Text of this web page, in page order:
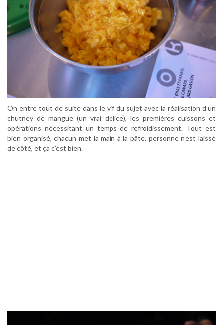
On entre tout de suite dans le vif du sujet avec la réalisation d’un
chutney de mangue (un vrai délice), les premières cuissons et
opérations nécessitant un temps de refroidissement. Tout est
bien organisé, chacun met la main à la pâte, personne n’est laissé
de côté, et ça c’est bien.